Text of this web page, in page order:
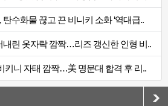
수화물 끊고 끈 비니키 소화 ‘역대급..
내린 옷자락 깜짝…리즈 갱신한 인형 비..
키니 자태 깜짝…美 명문대 합격 후 리..